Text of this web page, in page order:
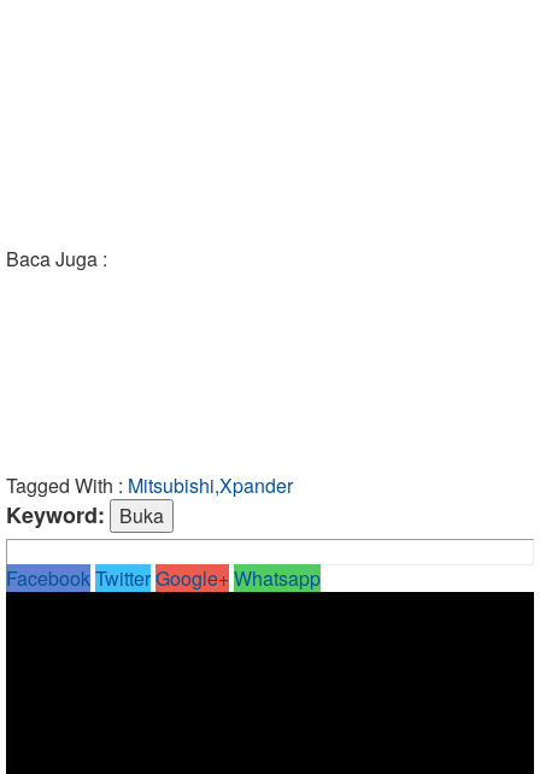
Baca Juga :
Tagged With : Mitsubishi,Xpander
Keyword:
FacebookTwitterGoogle+Whatsapp